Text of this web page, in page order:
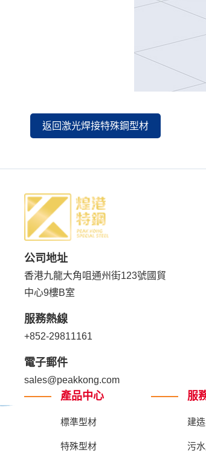
返回激光焊接特殊鋼型材
公司地址
香港九龍大角咀通州街123號國貿
中心9樓B室
服務熱線
+852-29811161
電子郵件
sales@peakkong.com
產品中心
標準型材
特殊型材
服
建
污